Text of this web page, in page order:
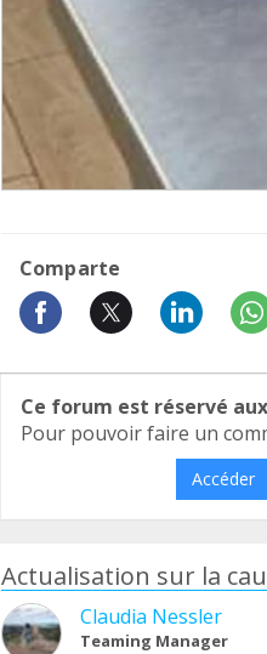
Comparte
Ce forum est réservé
Pour pouvoir faire un
Accéder
Actualisation sur la
Claudia Nessler
Teaming Manager